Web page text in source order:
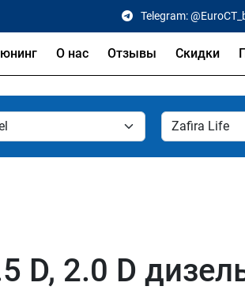
Telegram:
О нас Отзывы Скидки
D, 2.0 D